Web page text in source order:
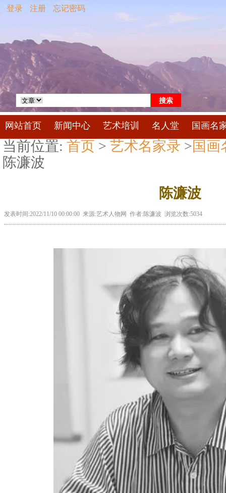
网站首页 新闻中心 艺术培训 名人堂 国画名
登录 注册 忘记密码
当前位置: 首页 > 艺术名家录 >国画
陈濂波
陈濂波
发表时间:2022/11/10 00:00:00 来源:艺术人物网 作者:陈濂波 浏览次数:5034